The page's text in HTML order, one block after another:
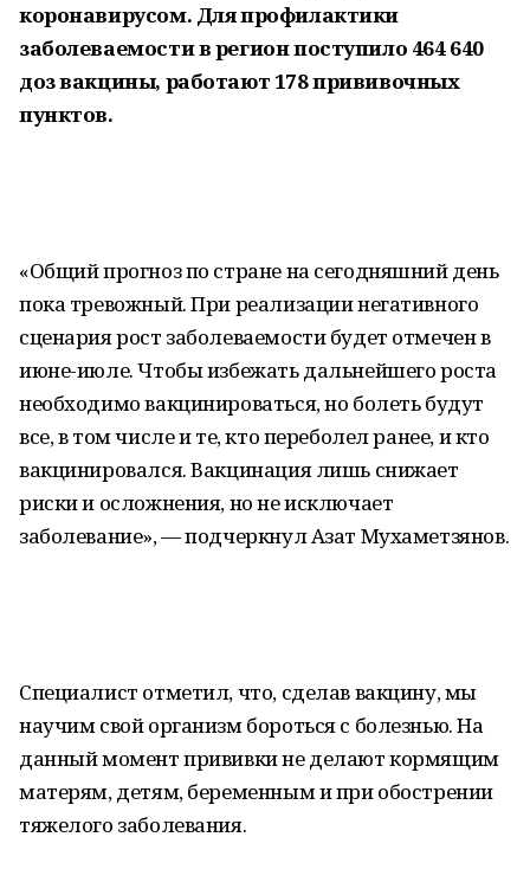
коронавирусом. Для профилактики
заболеваемости в регион поступило 464 640
доз вакцины, работают 178 прививочных
пунктов.
«Общий прогноз по стране на сегодняшний день
пока тревожный. При реализации негативного
сценария рост заболеваемости будет отмечен в
июне-июле. Чтобы избежать дальнейшего роста
необходимо вакцинироваться, но болеть будут
все, в том числе и те, кто переболел ранее, и кто
вакцинировался. Вакцинация лишь снижает
риски и осложнения, но не исключает
заболевание», — подчеркнул Азат Мухаметзянов.
Специалист отметил, что, сделав вакцину, мы
научим свой организм бороться с болезнью. На
данный момент прививки не делают кормящим
матерям, детям, беременным и при обострении
тяжелого заболевания.